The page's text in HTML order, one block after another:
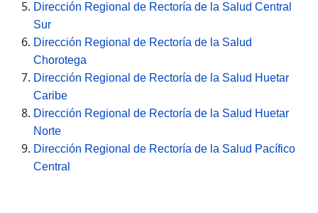
Dirección Regional de Rectoría de la Salud Central
Sur
Dirección Regional de Rectoría de la Salud
Chorotega
Dirección Regional de Rectoría de la Salud Huetar
Caribe
Dirección Regional de Rectoría de la Salud Huetar
Norte
Dirección Regional de Rectoría de la Salud Pacífico
Central